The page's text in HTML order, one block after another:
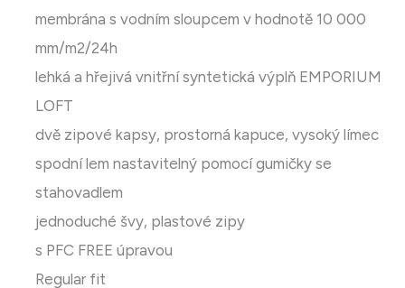
membrána s vodním sloupcem v hodnotě 10 000
mm/m2/24h
lehká a hřejivá vnitřní syntetická výplň EMPORIUM
LOFT
dvě zipové kapsy, prostorná kapuce, vysoký límec
spodní lem nastavitelný pomocí gumičky se
stahovadlem
jednoduché švy, plastové zipy
s PFC FREE úpravou
Regular fit